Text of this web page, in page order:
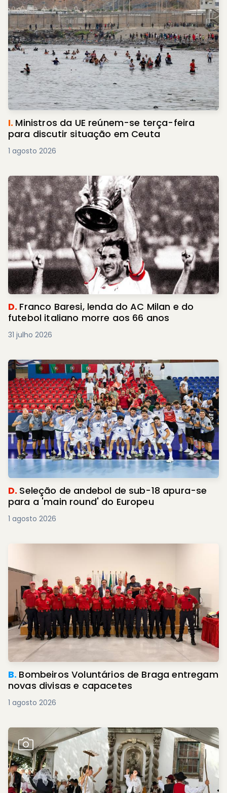
I. Ministros da UE reúnem-se terça-feira
para discutir situação em Ceuta
1 agosto 2026
D. Franco Baresi, lenda do AC Milan e do
futebol italiano morre aos 66 anos
31 julho 2026
D. Seleção de andebol de sub-18 apura-se
para a 'main round' do Europeu
1 agosto 2026
B. Bombeiros Voluntários de Braga entregam
novas divisas e capacetes
1 agosto 2026